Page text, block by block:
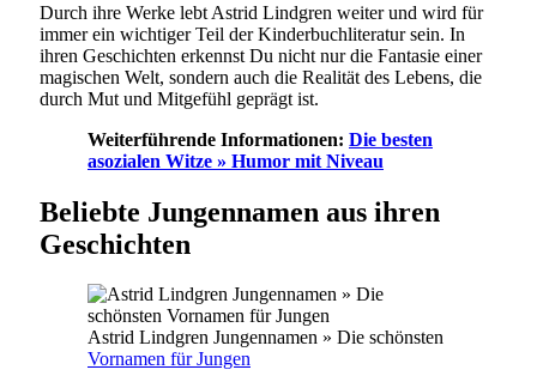
Durch ihre Werke lebt Astrid Lindgren weiter und wird für
immer ein wichtiger Teil der Kinderbuchliteratur sein. In
ihren Geschichten erkennst Du nicht nur die Fantasie einer
magischen Welt, sondern auch die Realität des Lebens, die
durch Mut und Mitgefühl geprägt ist.
Weiterführende Informationen: Die besten
asozialen Witze » Humor mit Niveau
Beliebte Jungennamen aus ihren
Geschichten
Astrid Lindgren Jungennamen » Die schönsten
Vornamen für Jungen